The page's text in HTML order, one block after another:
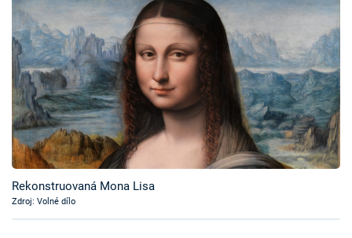
Témata
Pořady
TV Program
Časopis
Sledujte prima+
Rekonstruovaná Mona Lisa
Zdroj: Volné dílo